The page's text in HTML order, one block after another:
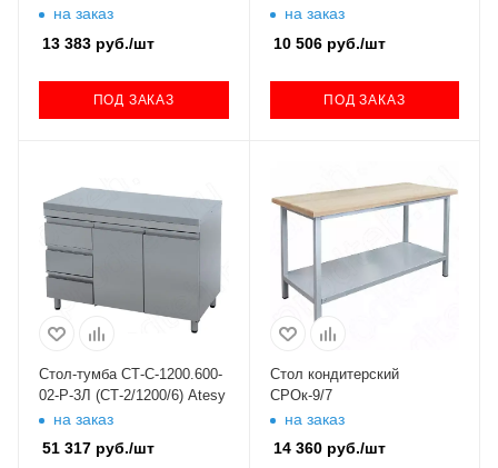
на заказ
13 383 руб./шт
ПОД ЗАКАЗ
на заказ
10 506руб./шт
ПОД ЗАКАЗ
Стол-тумба СТ-С-1200.600-
02-Р-3Л (СТ-2/1200/6) Atesy
на заказ
51 317 руб./шт
Стол кондитерский
СРОк-9/7
на заказ
14 360руб./шт